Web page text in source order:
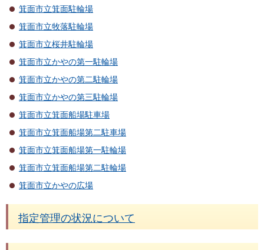
箕面市立箕面駐輪場
箕面市立牧落駐輪場
箕面市立桜井駐輪場
箕面市立かやの第一駐輪場
箕面市立かやの第二駐輪場
箕面市立かやの第三駐輪場
箕面市立箕面船場駐車場
箕面市立箕面船場第二駐車場
箕面市立箕面船場第一駐輪場
箕面市立箕面船場第二駐輪場
箕面市立かやの広場
指定管理の状況について